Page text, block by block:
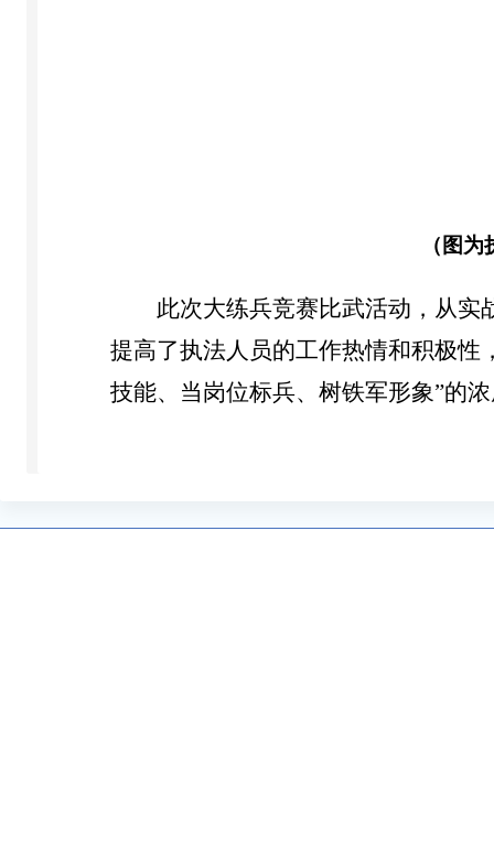
（图
此次大练兵竞赛比武活动，从实
提高了执法人员的工作热情和积极性
技能、当岗位标兵、树铁军形象”的